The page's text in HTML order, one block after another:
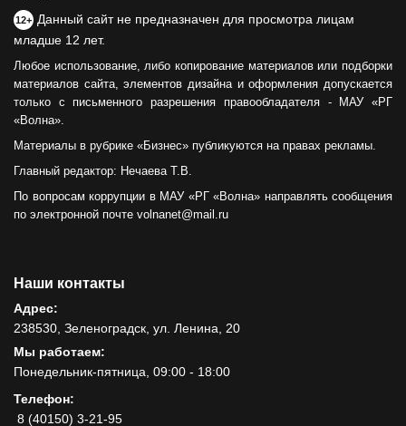
12+ Данный сайт не предназначен для просмотра лицам
младше 12 лет.
Любое использование, либо копирование материалов или подборки
материалов сайта, элементов дизайна и оформления допускается
только с письменного разрешения правообладателя - МАУ «РГ
«Волна».
Материалы в рубрике «Бизнес» публикуются на правах рекламы.
Главный редактор: Нечаева Т.В.
По вопросам коррупции в МАУ «РГ «Волна» направлять сообщения
по электронной почте volnanet@mail.ru
Наши контакты
Адрес:
238530, Зеленоградск, ул. Ленина, 20
Мы работаем:
Понедельник-пятница, 09:00 - 18:00
Телефон:
8 (40150) 3-21-95